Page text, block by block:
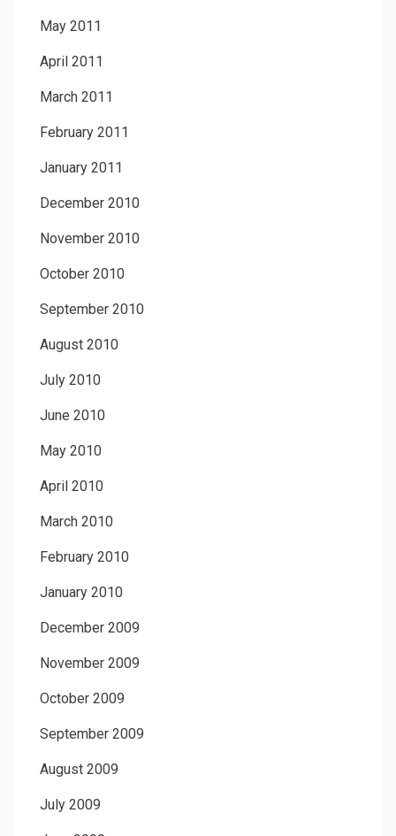
May 2011
April 2011
March 2011
February 2011
January 2011
December 2010
November 2010
October 2010
September 2010
August 2010
July 2010
June 2010
May 2010
April 2010
March 2010
February 2010
January 2010
December 2009
November 2009
October 2009
September 2009
August 2009
July 2009